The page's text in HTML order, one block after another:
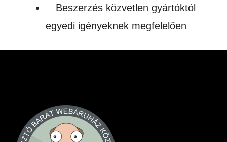
Beszerzés közvetlen gyártóktól
egyedi igényeknek megfelelően